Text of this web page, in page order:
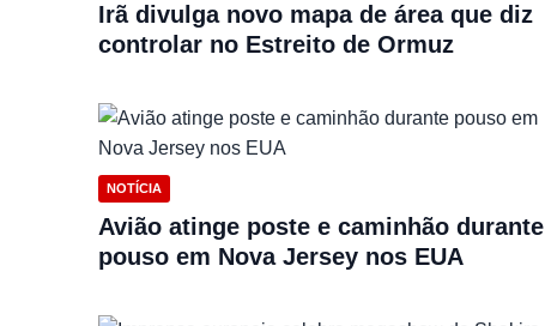
Irã divulga novo mapa de área que diz
controlar no Estreito de Ormuz
NOTÍCIA
Avião atinge poste e caminhão durante
pouso em Nova Jersey nos EUA